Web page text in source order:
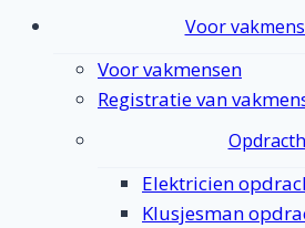
Voor
Voor vakmensen
Registratie van
Elektricien
Klusjesman